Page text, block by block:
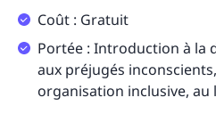
Coût : Gratuit
Portée : Introduction à la
aux préjugés
organisation inclusive, au